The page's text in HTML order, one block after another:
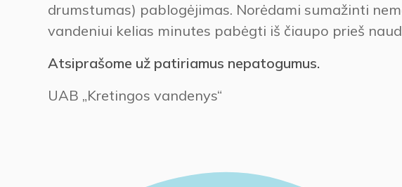
drumstumas) pablogėjimas. Norėdami sumažinti
vandeniui kelias minutes pabėgti iš čiaupo prieš
Atsiprašome už patiriamus nepatogumus.
UAB „Kretingos vandenys“